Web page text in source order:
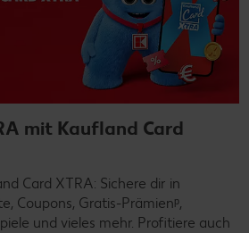
mit Kaufland Card
Card XTRA: Sichere dir in
Coupons, Gratis-Prämienᵖ,
und vieles mehr. Profitiere auch